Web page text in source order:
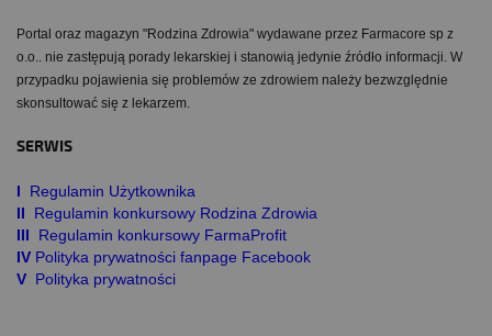
Portal oraz magazyn "Rodzina Zdrowia" wydawane przez Farmacore sp z
o.o.. nie zastępują porady lekarskiej i stanowią jedynie źródło informacji. W
przypadku pojawienia się problemów ze zdrowiem należy bezwzględnie
skonsultować się z lekarzem.
SERWIS
I Regulamin Użytkownika
II
Regulamin konkursowy Rodzina Zdrowia
III
Regulamin konkursowy FarmaProfit
IV Polityka prywatności fanpage Facebook
V Polityka prywatności